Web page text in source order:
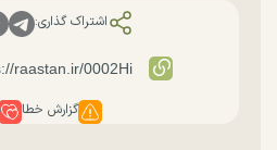
اشتراک گذاری:
گزارش خطا